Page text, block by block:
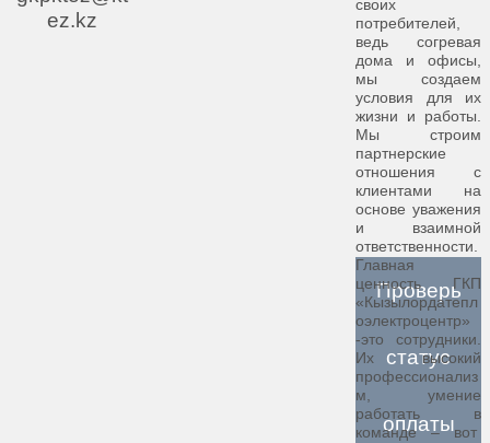
ez.kz
Проверь
статус
оплаты
своих
потребителей,
ведь согревая
дома и офисы,
мы создаем
условия для их
жизни и работы.
Мы строим
партнерские
отношения с
клиентами на
основе уважения
и взаимной
ответственности.
Главная
ценность ГКП
«Кызылордатепл
оэлектроцентр»
-это сотрудники.
Их высокий
профессионализ
м, умение
работать в
команде – вот